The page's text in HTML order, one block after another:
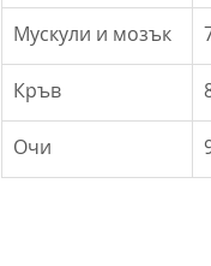
Мускули и мозък
Кръв
Очи